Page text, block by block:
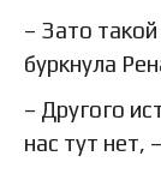
– Зато
буркнула
– Другого
нас тут нет,